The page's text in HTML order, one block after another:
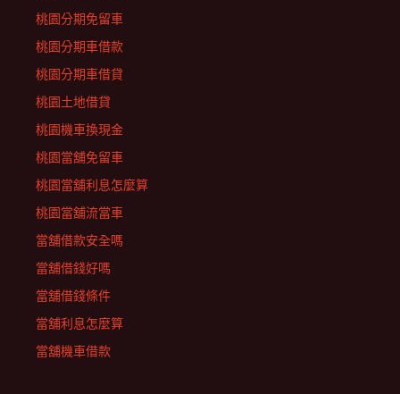
桃園分期免留車
桃園分期車借款
桃園分期車借貸
桃園土地借貸
桃園機車換現金
桃園當舖免留車
桃園當舖利息怎麼算
桃園當舖流當車
當舖借款安全嗎
當舖借錢好嗎
當舖借錢條件
當舖利息怎麼算
當舖機車借款